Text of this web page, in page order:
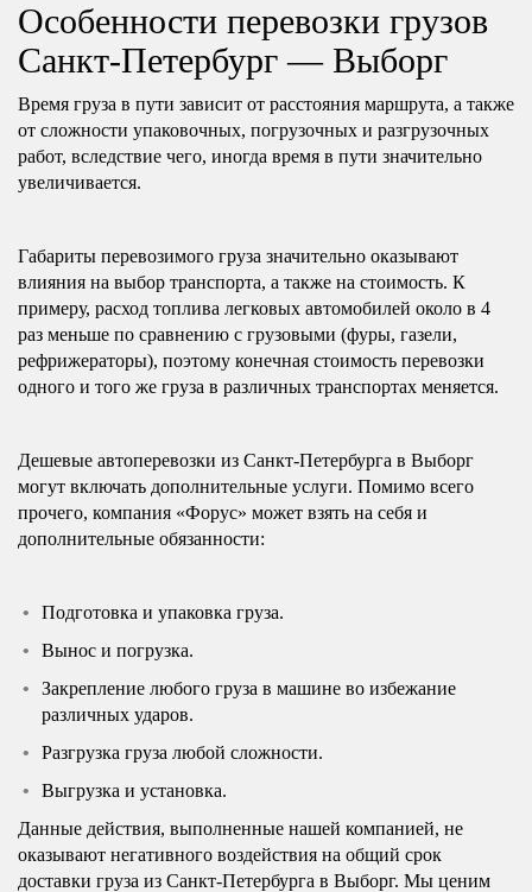
Особенности перевозки грузов
Санкт-Петербург — Выборг
Время груза в пути зависит от расстояния маршрута, а также
от сложности упаковочных, погрузочных и разгрузочных
работ, вследствие чего, иногда время в пути значительно
увеличивается.
Габариты перевозимого груза значительно оказывают
влияния на выбор транспорта, а также на стоимость. К
примеру, расход топлива легковых автомобилей около в 4
раз меньше по сравнению с грузовыми (фуры, газели,
рефрижераторы), поэтому конечная стоимость перевозки
одного и того же груза в различных транспортах меняется.
Дешевые автоперевозки из Санкт-Петербурга в Выборг
могут включать дополнительные услуги. Помимо всего
прочего, компания «Форус» может взять на себя и
дополнительные обязанности:
Подготовка и упаковка груза.
Вынос и погрузка.
Закрепление любого груза в машине во избежание
различных ударов.
Разгрузка груза любой сложности.
Выгрузка и установка.
Данные действия, выполненные нашей компанией, не
оказывают негативного воздействия на общий срок
доставки груза из Санкт-Петербурга в Выборг. Мы ценим